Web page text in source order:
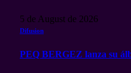
5 de August de 2026
Difusion
PEQ BERGEZ lanza su